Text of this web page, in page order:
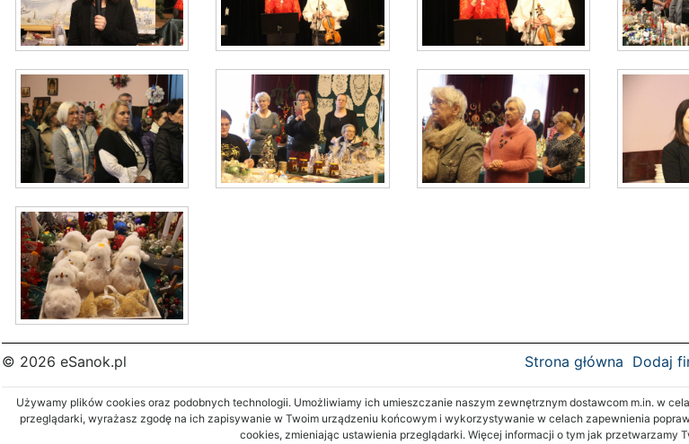
© 2026 eSanok.pl Strona główna Dodaj
Używamy plików cookies oraz podobnych technologii. Umożliwiamy ich umieszczanie naszym zewnętrznym dostawcom m.in. w
przeglądarki, wyrażasz zgodę na ich zapisywanie w Twoim urządzeniu końcowym i wykorzystywanie w celach zapewnienia
cookies, zmieniając ustawienia przeglądarki. Więcej informacji o tym jak przetwarzamy